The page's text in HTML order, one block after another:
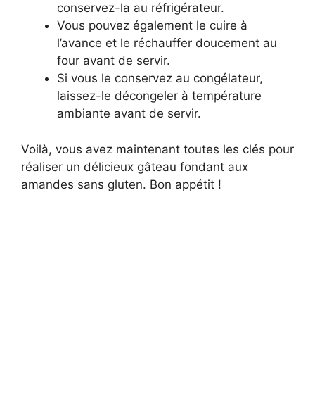
conservez-la au réfrigérateur.
Vous pouvez également le cuire à
l’avance et le réchauffer doucement au
four avant de servir.
Si vous le conservez au congélateur,
laissez-le décongeler à température
ambiante avant de servir.
Voilà, vous avez maintenant toutes les clés pour
réaliser un délicieux gâteau fondant aux
amandes sans gluten. Bon appétit !